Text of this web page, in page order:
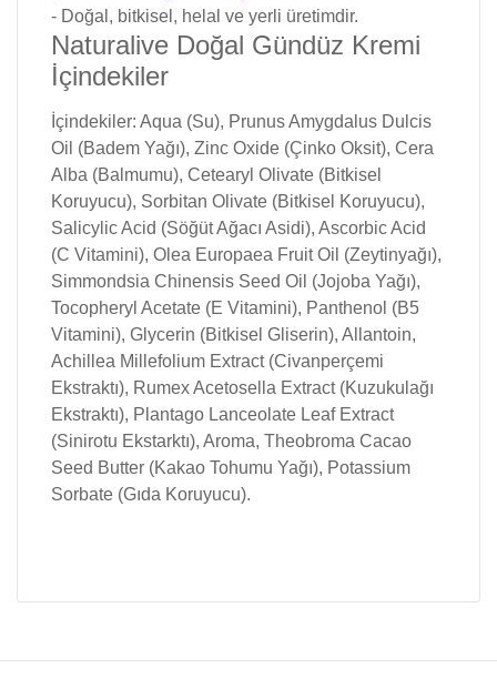
- Doğal, bitkisel, helal ve yerli üretimdir.
Naturalive Doğal Gündüz Kremi
İçindekiler
İçindekiler: Aqua (Su), Prunus Amygdalus Dulcis
Oil (Badem Yağı), Zinc Oxide (Çinko Oksit), Cera
Alba (Balmumu), Cetearyl Olivate (Bitkisel
Koruyucu), Sorbitan Olivate (Bitkisel Koruyucu),
Salicylic Acid (Söğüt Ağacı Asidi), Ascorbic Acid
(C Vitamini), Olea Europaea Fruit Oil (Zeytinyağı),
Simmondsia Chinensis Seed Oil (Jojoba Yağı),
Tocopheryl Acetate (E Vitamini), Panthenol (B5
Vitamini), Glycerin (Bitkisel Gliserin), Allantoin,
Achillea Millefolium Extract (Civanperçemi
Ekstraktı), Rumex Acetosella Extract (Kuzukulağı
Ekstraktı), Plantago Lanceolate Leaf Extract
(Sinirotu Ekstarktı), Aroma, Theobroma Cacao
Seed Butter (Kakao Tohumu Yağı), Potassium
Sorbate (Gıda Koruyucu).
ve diğer konularda yetersiz gördüğünüz noktaları